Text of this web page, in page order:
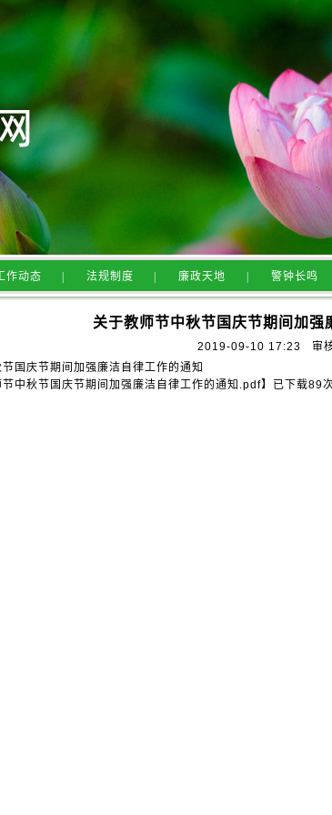
作动态 法规制度 廉政天地 警钟长鸣
关于教师节中秋节国庆节期间加强
2019-09-10 17:23
审
国庆节期间加强廉洁自律工作的通知
节中秋节国庆节期间加强廉洁自律工作的通知.pdf】 已下载89次